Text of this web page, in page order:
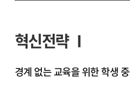
혁신전략 Ⅰ
경계 없는 교육을 위한 학생